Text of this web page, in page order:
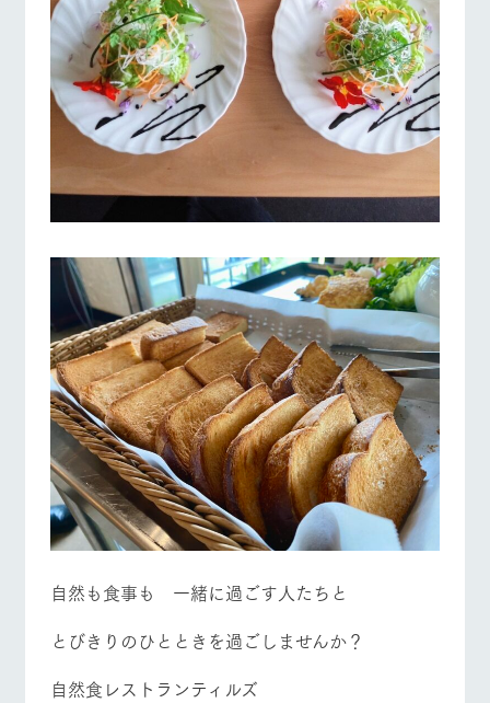
自然も食事も 一緒に過ごす人たちと
とびきりのひとときを過ごしませんか？
自然食レストランティルズ